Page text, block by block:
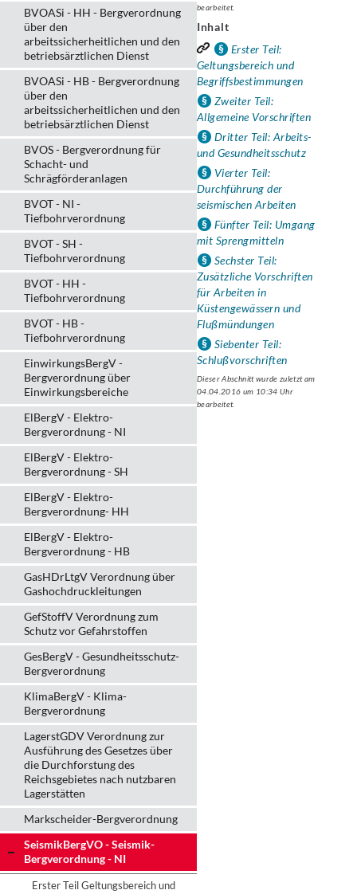
BVOASi - HH - Bergverordnung
über den
arbeitssicherheitlichen und den
betriebsärztlichen Dienst
BVOASi - HB - Bergverordnung
über den
arbeitssicherheitlichen und den
betriebsärztlichen Dienst
BVOS - Bergverordnung für
Schacht- und
Schrägförderanlagen
BVOT - NI -
Tiefbohrverordnung
BVOT - SH -
Tiefbohrverordnung
BVOT - HH -
Tiefbohrverordnung
BVOT - HB -
Tiefbohrverordnung
EinwirkungsBergV -
Bergverordnung über
Einwirkungsbereiche
ElBergV - Elektro-
Bergverordnung - NI
ElBergV - Elektro-
Bergverordnung - SH
ElBergV - Elektro-
Bergverordnung- HH
ElBergV - Elektro-
Bergverordnung - HB
GasHDrLtgV Verordnung über
Gashochdruckleitungen
GefStoffV Verordnung zum
Schutz vor Gefahrstoffen
GesBergV - Gesundheitsschutz-
Bergverordnung
KlimaBergV - Klima-
Bergverordnung
LagerstGDV Verordnung zur
Ausführung des Gesetzes über
die Durchforstung des
Reichsgebietes nach nutzbaren
Lagerstätten
Markscheider-Bergverordnung
SeismikBergVO - Seismik-
Bergverordnung - NI
Erster Teil Geltungsbereich und
bearbeitet.
Inhalt
Erster Teil:
Geltungsbereich und
Begriffsbestimmungen
Zweiter Teil:
Allgemeine Vorschriften
Dritter Teil: Arbeits-
und Gesundheitsschutz
Vierter Teil:
Durchführung der
seismischen Arbeiten
Fünfter Teil: Umgang
mit Sprengmitteln
Sechster Teil:
Zusätzliche Vorschriften
für Arbeiten in
Küstengewässern und
Flußmündungen
Siebenter Teil:
Schlußvorschriften
Dieser Abschnitt wurde zuletzt am
04.04.2016 um 10:34 Uhr
bearbeitet.